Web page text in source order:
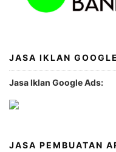
JASA IKLAN
Jasa Iklan Google Ads:
JASA PEMBUATAN